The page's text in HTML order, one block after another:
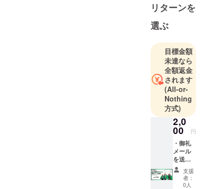
す。ハゲ頭
に吸盤を取
り付け引っ
張り合う
「吸盤相
撲」がメ
ディアで話
題となり、
ご存知の方
もいらっ
しゃるので
はないかと
思われま
す。ハゲを
ネタに面白
い活動を行
うと同時に
リターンを
選ぶ
目標金額
未達なら
全額返金
されます
(All-or-
Nothing
方式)
2,0
00 円
・御礼
メール
を送信
いたし
ます。
※支援者
支援
者：
0人